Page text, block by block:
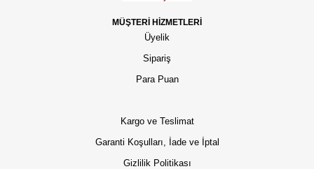
MÜŞTERİ HİZMETLERİ
Üyelik
Sipariş
Para Puan
Kargo ve Teslimat
Garanti Koşulları, İade ve İptal
Gizlilik Politikası